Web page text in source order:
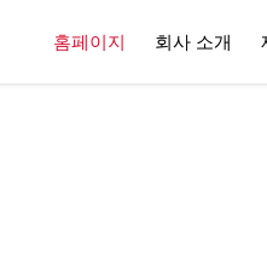
홈페이지 회사 소개